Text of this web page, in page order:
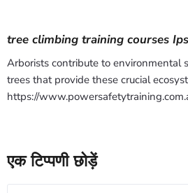
tree climbing training courses
Arborists contribute to environmental
trees that provide these crucial
https://
एक टिप्पणी छोड़ें